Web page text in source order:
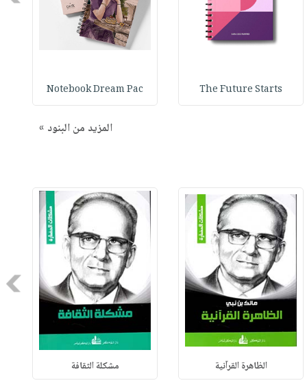
The Future Starts
Notebook Dream Pac
المزيد من البنود »
الظاهرة القرآنية مشكلة الثقافة